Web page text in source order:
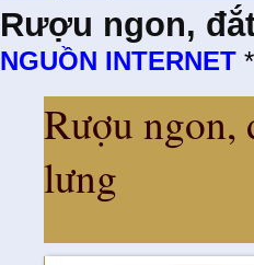
Rượu ngon,
NGUỒN INTERNET
Rượu ngon,
lưng